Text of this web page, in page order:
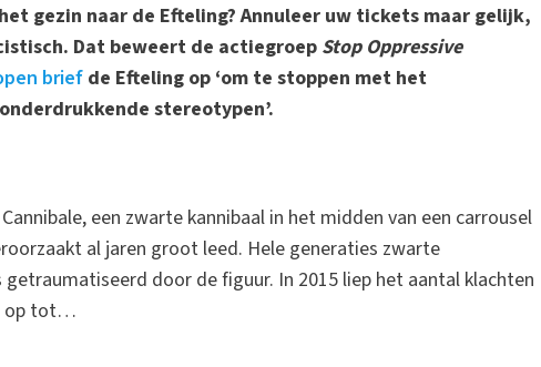
gezin naar de Efteling? Annuleer uw tickets maar gelijk,
Dat beweert de actiegroep Stop Oppressive
brief de Efteling op ‘om te stoppen met het
stereotypen’.
een zwarte kannibaal in het midden van een carrousel
al jaren groot leed. Hele generaties zwarte
door de figuur. In 2015 liep het aantal klachten
op tot…